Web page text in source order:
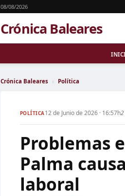
08/08/2026
Crónica Baleares
Crónica Baleares › Política
POLÍTICA12 de Junio de 2026 · 16:57h
Problemas
Palma
laboral